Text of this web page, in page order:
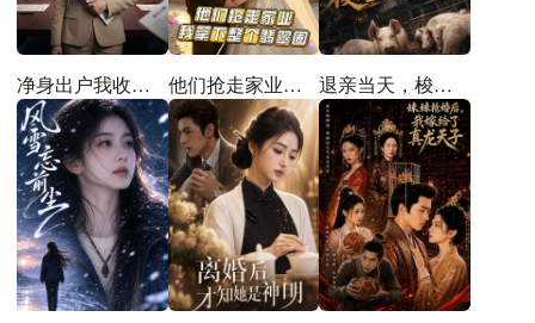
净身出户我收回前夫百亿订单 他们抢走家业，我拿下整个翡翠圈 退亲当天，梭哈彩礼买猪圈